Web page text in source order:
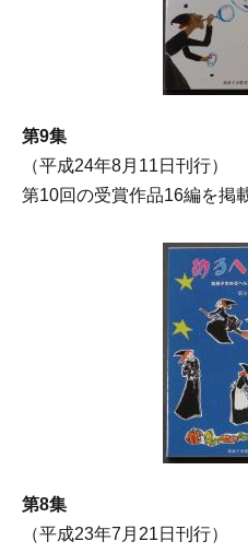
第9集
（平成24年8月11日刊行）
第10回の受賞作品16編を掲
第8集
（平成23年7月21日刊行）